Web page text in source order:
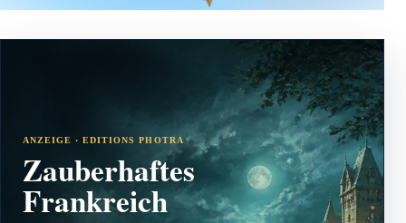
ANZEIGE · EDITIONS PHOTRA
Zauberhaftes
Frankreich